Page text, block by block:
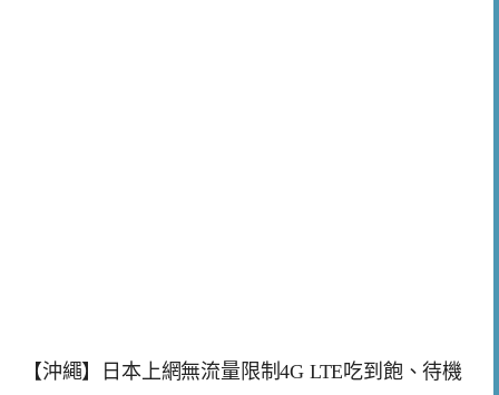
【沖繩】日本上網無流量限制4G LTE吃到飽、待機